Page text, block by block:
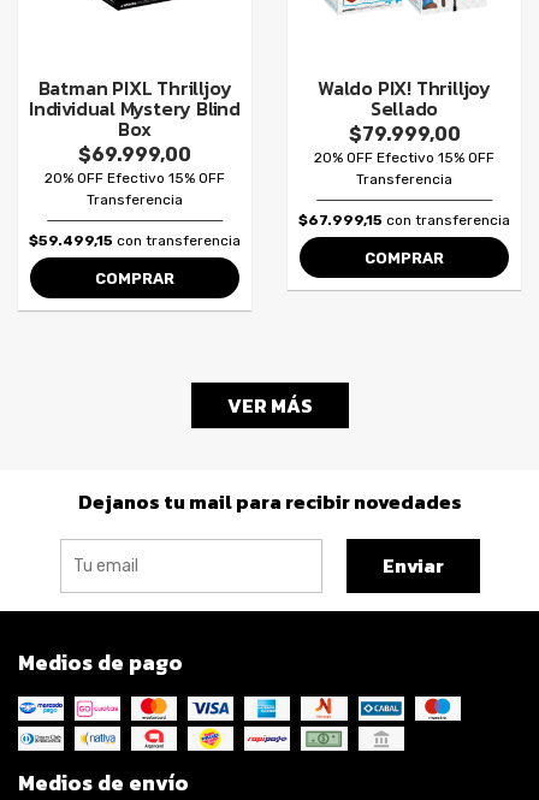
Batman PIXL Thrilljoy
Individual Mystery Blind
Box
$69.999,00
20% OFF Efectivo 15% OFF
Transferencia
$59.499,15 con transferencia
COMPRAR
Waldo PIX! Thrilljoy
Sellado
$79.999,00
20% OFF Efectivo 15% OFF
Transferencia
$67.999,15 con transferencia
COMPRAR
VER MÁS
Dejanos tu mail para recibir novedades
Enviar
Medios de pago
Medios de envío